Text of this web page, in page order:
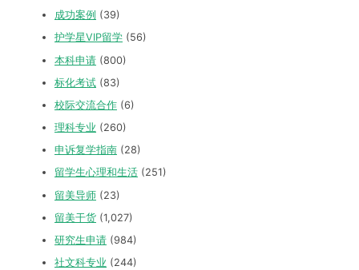
成功案例 (39)
护学星VIP留学 (56)
本科申请 (800)
标化考试 (83)
校际交流合作 (6)
理科专业 (260)
申诉复学指南 (28)
留学生心理和生活 (251)
留美导师 (23)
留美干货 (1,027)
研究生申请 (984)
社文科专业 (244)